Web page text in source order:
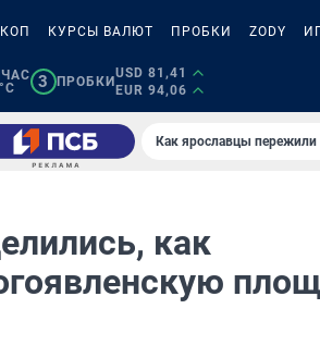
КУРСЫ ВАЛЮТ ПРОБКИ ZODY
3 ПРОБКИ
USD 81,41
EUR 94,06
Как ярославцы
как